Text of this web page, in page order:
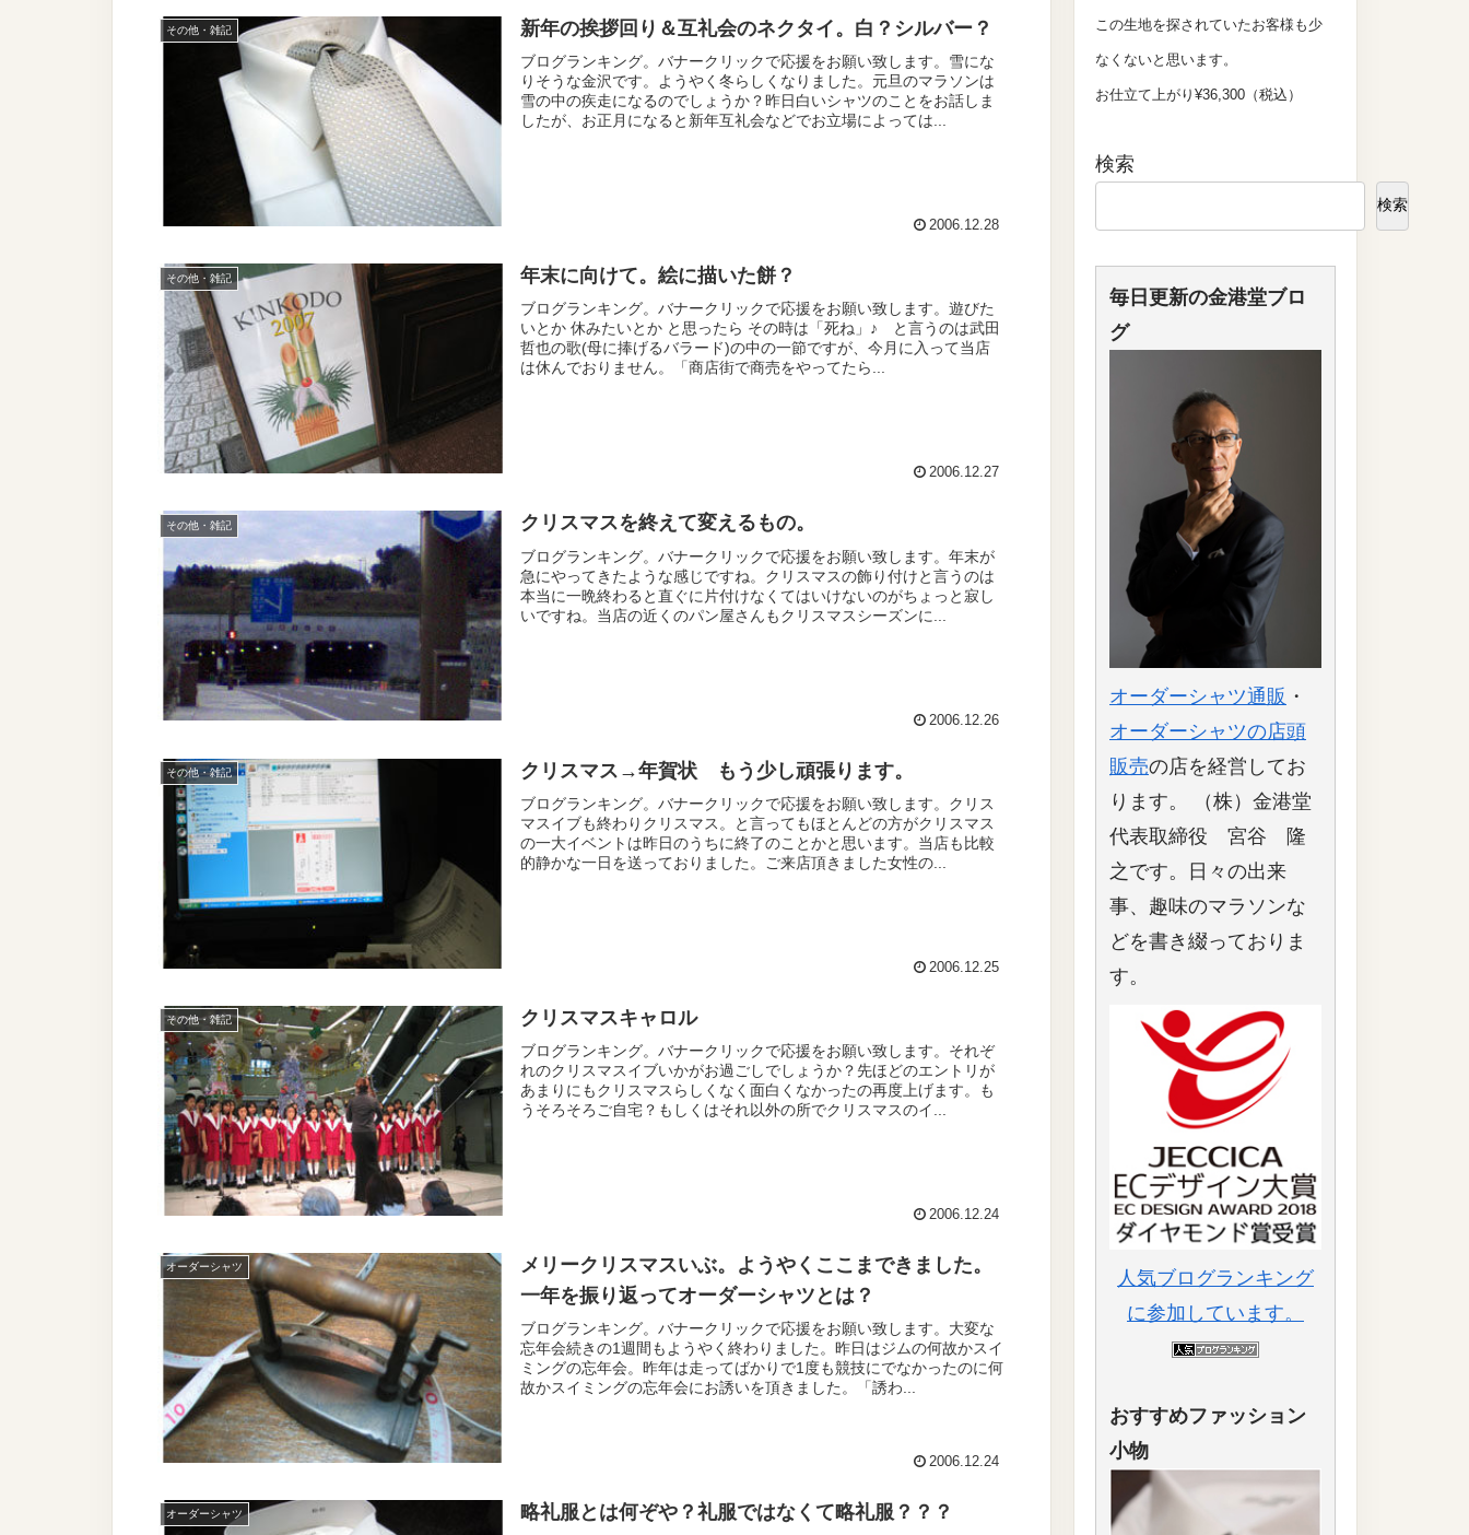
その他・雑記 新年の挨拶回り＆互礼会のネクタイ。白？シルバー？
ブログランキング。バナークリックで応援をお願い致します。雪にな
りそうな金沢です。ようやく冬らしくなりました。元旦のマラソンは
雪の中の疾走になるのでしょうか？昨日白いシャツのことをお話しま
したが、お正月になると新年互礼会などでお立場によっては...
2006.12.28
その他・雑記 年末に向けて。絵に描いた餅？
ブログランキング。バナークリックで応援をお願い致します。遊びた
いとか 休みたいとか と思ったら その時は「死ね」♪ と言うのは武田
哲也の歌(母に捧げるバラード)の中の一節ですが、今月に入って当店
は休んでおりません。「商店街で商売をやってたら...
2006.12.27
その他・雑記 クリスマスを終えて変えるもの。
ブログランキング。バナークリックで応援をお願い致します。年末が
急にやってきたような感じですね。クリスマスの飾り付けと言うのは
本当に一晩終わると直ぐに片付けなくてはいけないのがちょっと寂し
いですね。当店の近くのパン屋さんもクリスマスシーズンに...
2006.12.26
その他・雑記 クリスマス→年賀状 もう少し頑張ります。
ブログランキング。バナークリックで応援をお願い致します。クリス
マスイブも終わりクリスマス。と言ってもほとんどの方がクリスマス
の一大イベントは昨日のうちに終了のことかと思います。当店も比較
的静かな一日を送っておりました。ご来店頂きました女性の...
2006.12.25
その他・雑記 クリスマスキャロル
ブログランキング。バナークリックで応援をお願い致します。それぞ
れのクリスマスイブいかがお過ごしでしょうか？先ほどのエントリが
あまりにもクリスマスらしくなく面白くなかったの再度上げます。も
うそろそろご自宅？もしくはそれ以外の所でクリスマスのイ...
2006.12.24
オーダーシャツ
メリークリスマスいぶ。ようやくここまできました。
一年を振り返ってオーダーシャツとは？
ブログランキング。バナークリックで応援をお願い致します。大変な
忘年会続きの1週間もようやく終わりました。昨日はジムの何故かスイ
ミングの忘年会。昨年は走ってばかりで1度も競技にでなかったのに何
故かスイミングの忘年会にお誘いを頂きました。「誘わ...
2006.12.24
オーダーシャツ 略礼服とは何ぞや？礼服ではなくて略礼服？？？
この生地を探されていたお客様も少
なくないと思います。
お仕立て上がり¥36,300（税込）
検索
検索
毎日更新の金港堂ブロ
グ
オーダーシャツ通販 ・
オーダーシャツの店頭
販売の店を経営してお
ります。 （株）金港堂
代表取締役 宮谷 隆
之です。日々の出来
事、趣味のマラソンな
どを書き綴っておりま
す。
人気ブログランキング
に参加しています。
おすすめファッション
小物